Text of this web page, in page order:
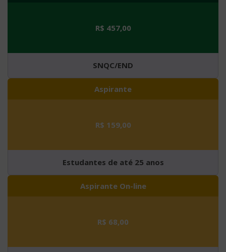
R$ 457,00
SNQC/END
Aspirante
R$ 159,00
Estudantes de até 25 anos
Aspirante On-line
R$ 68,00